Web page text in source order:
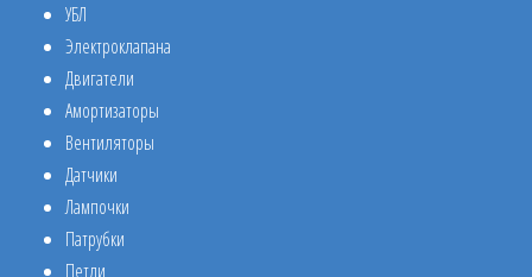
УБЛ
Электроклапана
Двигатели
Амортизаторы
Вентиляторы
Датчики
Лампочки
Патрубки
Петли